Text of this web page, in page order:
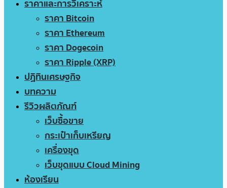
ราคาและการวิเคราะห์
ราคา Bitcoin
ราคา Ethereum
ราคา Dogecoin
ราคา Ripple (XRP)
ปฏิทินเศรษฐกิจ
บทความ
รีวิวผลิตภัณฑ์
เว็บซื้อขาย
กระเป๋าเก็บเหรียญ
เครื่องขุด
เว็บขุดแบบ Cloud Mining
ห้องเรียน